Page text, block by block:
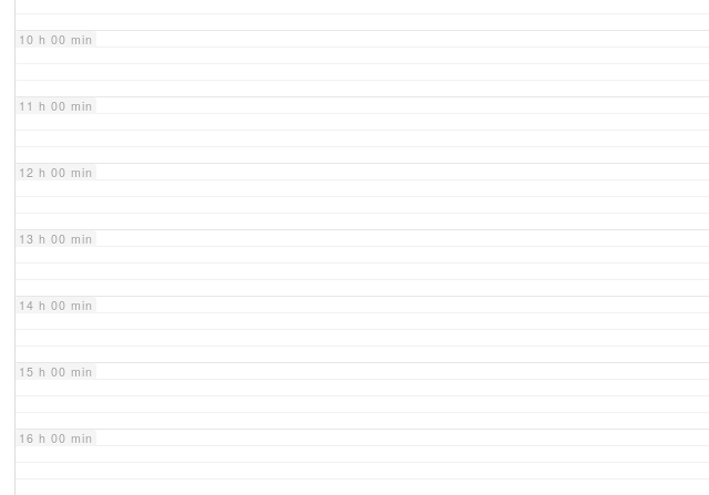
10 h 00 min
11 h 00 min
12 h 00 min
13 h 00 min
14 h 00 min
15 h 00 min
16 h 00 min